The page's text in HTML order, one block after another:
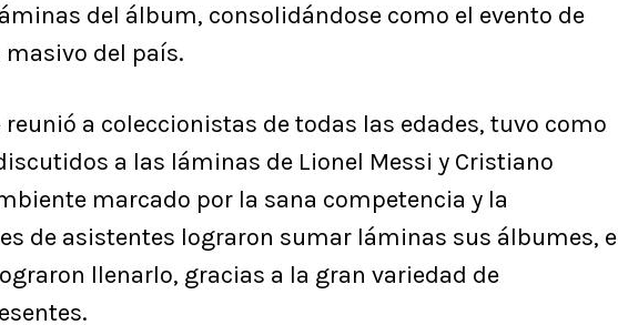
del álbum, consolidándose como el evento de
del país.
reunió a coleccionistas de todas las edades, tuvo como
a las láminas de Lionel Messi y Cristiano
marcado por la sana competencia y la
de asistentes lograron sumar láminas sus álbumes, e
llenarlo, gracias a la gran variedad de